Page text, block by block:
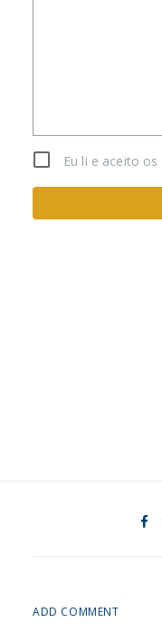
Eu li e aceito os
ADD COMMENT